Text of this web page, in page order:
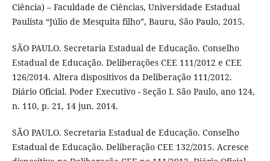
Ciência) – Faculdade de Ciências, Universidade Estadual
Paulista “Júlio de Mesquita filho”, Bauru, São Paulo, 2015.
SÃO PAULO. Secretaria Estadual de Educação. Conselho
Estadual de Educação. Deliberações CEE 111/2012 e CEE
126/2014. Altera dispositivos da Deliberação 111/2012.
Diário Oficial. Poder Executivo - Seção I. São Paulo, ano 124,
n. 110, p. 21, 14 jun. 2014.
SÃO PAULO. Secretaria Estadual de Educação. Conselho
Estadual de Educação. Deliberação CEE 132/2015. Acresce